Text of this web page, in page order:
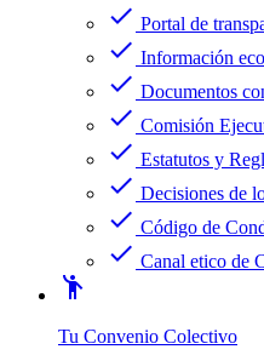
check Portal de
check Información
check Documentos
check Comisión
check Estatutos y
check Decisiones de
check Código de
check Canal etico de
emoji_people
Tu Convenio Colectivo